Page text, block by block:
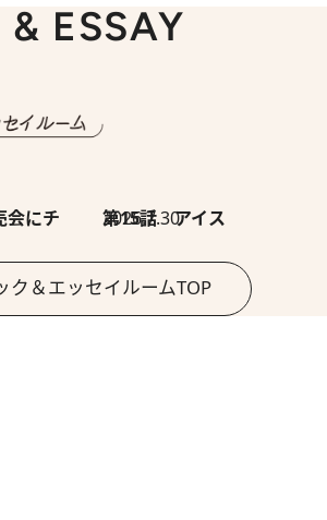
ESSAY
2026.7.30
第15話 アイス
ク＆エッセイルームTOP